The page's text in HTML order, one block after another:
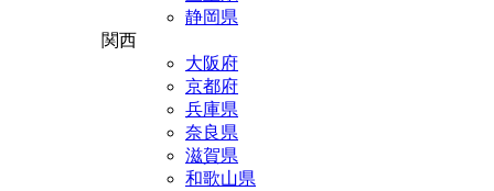
静岡県
関西
大阪府
京都府
兵庫県
奈良県
滋賀県
和歌山県